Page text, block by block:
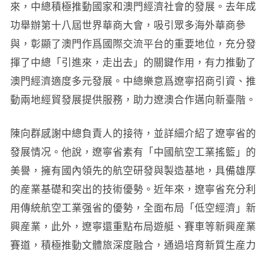
來，中總積極推動國家和澳門經濟社會的發展。去年成
功舉辦第十八屆世界華商大會，吸引眾多海外華商參
與，彰顯了澳門作爲國際交流平台的重要地位，充分發
揮了中總「引進來，走出去」的關鍵作用，有力推動了
澳門經濟適度多元發展。中總樂意爲遼寧招商引資、推
動兩地經貿發展提供服務，助力遼澳合作邁向新臺階。
陳向群感謝中總負責人的接待，並詳細介紹了遼寧省的
發展情况。他說，遼寧省素有「中國航空工業搖籃」的
美譽，擁有國內領先的航空研發與製造基地，具備雄厚
的産業基礎和突出的技術優勢。近年來，遼寧省充分利
用傳統航空工業强省的優勢，全面布局「低空經濟」新
興産業，此外，遼寧還重點布局遊艇、賽車等新興産業
賽道，積極推動文體旅深度融合，通過培育新質生産力